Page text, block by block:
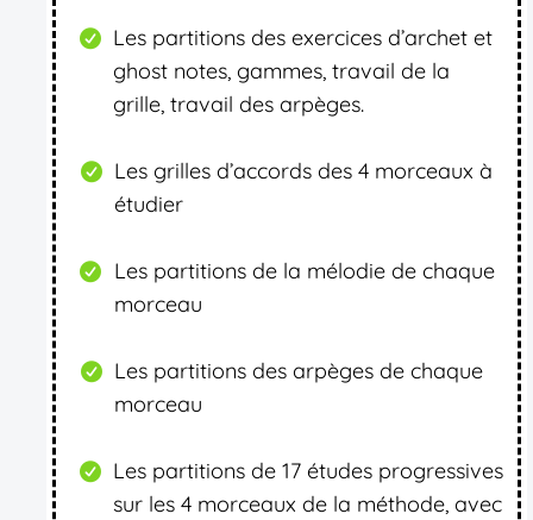
Les partitions des exercices d’archet et
ghost notes, gammes, travail de la
grille, travail des arpèges.
Les grilles d’accords des 4 morceaux à
étudier
Les partitions de la mélodie de chaque
morceau
Les partitions des arpèges de chaque
morceau
Les partitions de 17 études progressives
sur les 4 morceaux de la méthode, avec